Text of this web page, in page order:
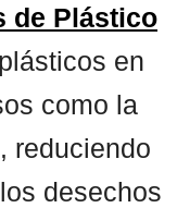
de Plástico
en
como la
reduciendo
desechos